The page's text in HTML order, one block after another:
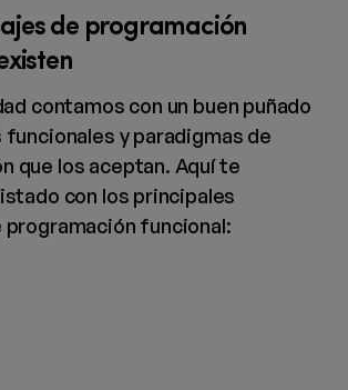
de programación
contamos con un buen puñado
funcionales y paradigmas de
que los aceptan. Aquí te
con los principales
programación funcional: